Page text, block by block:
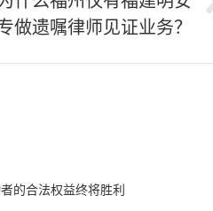
做遗嘱律师见证业务？
的合法权益终将胜利